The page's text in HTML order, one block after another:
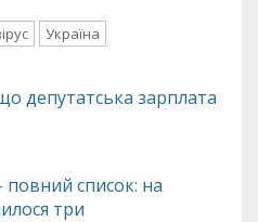
Україна
депутатська зарплата
повний список: на
три